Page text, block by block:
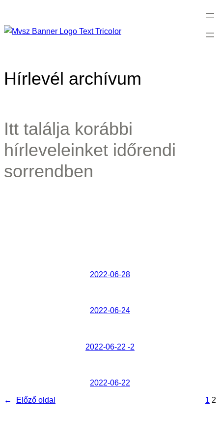
tartalomhoz
Hírlevél archívum
Itt találja korábbi
hírleveleinket időrendi
sorrendben
2022-06-28
2022-06-24
2022-06-22 -2
2022-06-22
← Előző oldal 1 2